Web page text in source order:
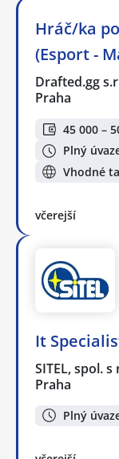
Hráč/ka
(Esport -
Drafted.gg
Praha
45 000 –
Plný
Vhodné
včerejší
It
SITEL, spol. s
Praha
Plný